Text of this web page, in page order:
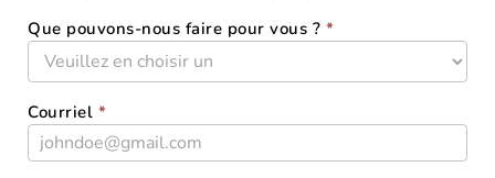
Que pouvons-nous faire pour vous ? *
Courriel *